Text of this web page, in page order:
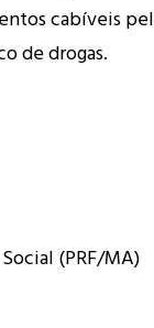
cabíveis
de drogas.
(PRF/MA)